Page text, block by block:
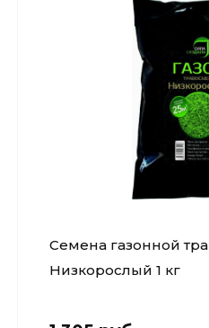
Семена газонной
Низкорослый 1 кг